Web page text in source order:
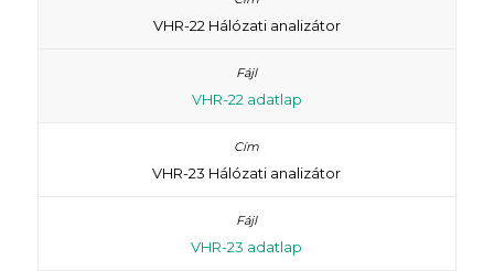
VHR-22 Hálózati analizátor
VHR-22 adatlap
VHR-23 Hálózati analizátor
VHR-23 adatlap